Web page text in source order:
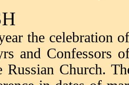
the celebration
and Confessors
Russian Church.